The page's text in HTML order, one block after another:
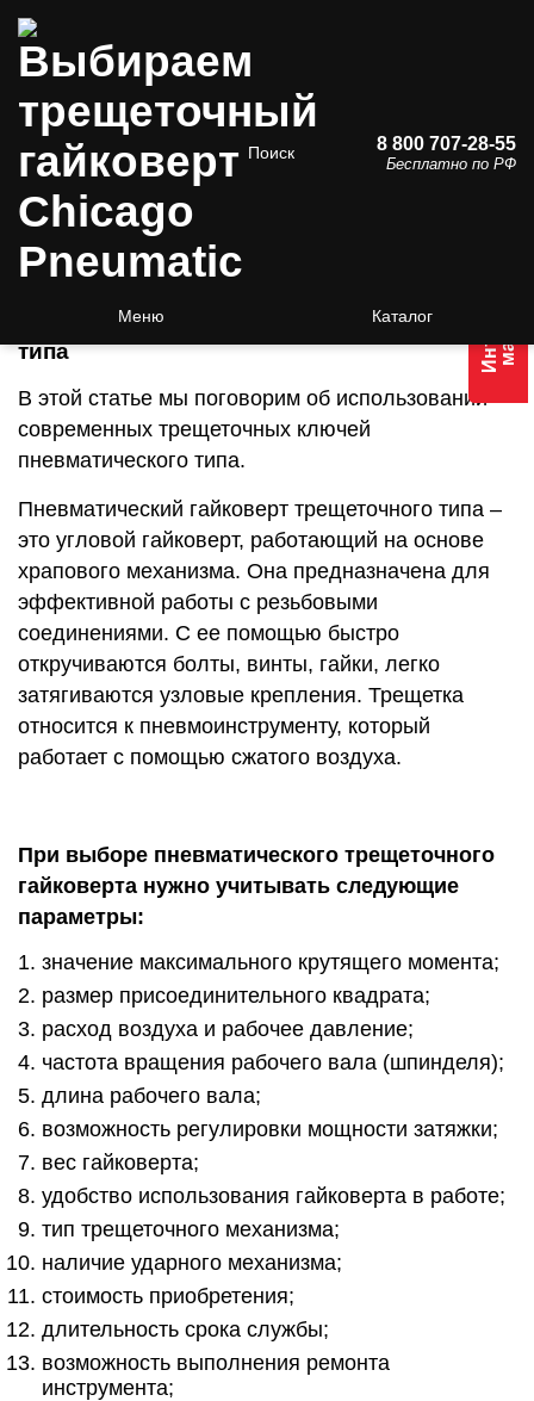
Меню Каталог
Поиск 8 800 707-28-55
Бесплатно по РФ
Выбираем трещеточный
гайковерт Chicago Pneumatic
Использование гайковертов трещеточного
типа
В этой статье мы поговорим об использовании
современных трещеточных ключей
пневматического типа.
Пневматический гайковерт трещеточного типа –
это угловой гайковерт, работающий на основе
храпового механизма. Она предназначена для
эффективной работы с резьбовыми
соединениями. С ее помощью быстро
откручиваются болты, винты, гайки, легко
затягиваются узловые крепления. Трещетка
относится к пневмоинструменту, который
работает с помощью сжатого воздуха.
При выборе пневматического трещеточного
гайковерта нужно учитывать следующие
параметры:
значение максимального крутящего момента;
размер присоединительного квадрата;
расход воздуха и рабочее давление;
частота вращения рабочего вала (шпинделя);
длина рабочего вала;
возможность регулировки мощности затяжки;
вес гайковерта;
удобство использования гайковерта в работе;
тип трещеточного механизма;
наличие ударного механизма;
стоимость приобретения;
длительность срока службы;
возможность выполнения ремонта
инструмента;
Интернетмагазин